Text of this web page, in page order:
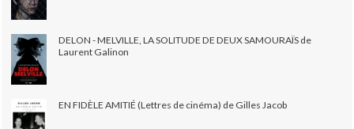
DELON - MELVILLE, LA SOLITUDE DE DEUX SAMOURAÏS de
Laurent Galinon
EN FIDÈLE AMITIÉ (Lettres de cinéma) de Gilles Jacob